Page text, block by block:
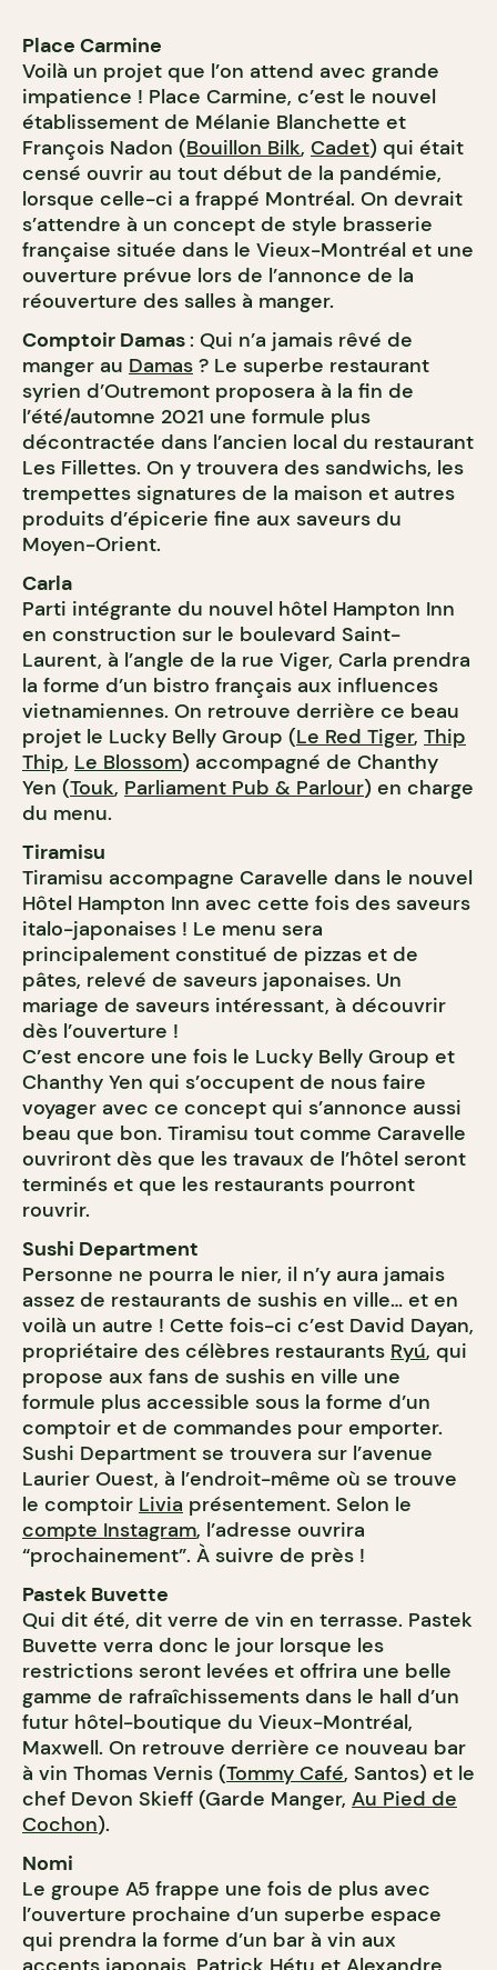
Place Carmine
Voilà un projet que l’on attend avec grande
impatience ! Place Carmine, c’est le nouvel
établissement de Mélanie Blanchette et
François Nadon (Bouillon Bilk, Cadet) qui était
censé ouvrir au tout début de la pandémie,
lorsque celle-ci a frappé Montréal. On devrait
s’attendre à un concept de style brasserie
française située dans le Vieux-Montréal et une
ouverture prévue lors de l’annonce de la
réouverture des salles à manger.
Comptoir Damas: Qui n’a jamais rêvé de
manger au Damas ? Le superbe restaurant
syrien d’Outremont proposera à la fin de
l’été/automne 2021 une formule plus
décontractée dans l’ancien local du restaurant
Les Fillettes. On y trouvera des sandwichs, les
trempettes signatures de la maison et autres
produits d’épicerie fine aux saveurs du
Moyen-Orient.
Carla
Parti intégrante du nouvel hôtel Hampton Inn
en construction sur le boulevard Saint-
Laurent, à l’angle de la rue Viger, Carla prendra
la forme d’un bistro français aux influences
vietnamiennes. On retrouve derrière ce beau
projet le Lucky Belly Group (Le Red Tiger, Thip
Thip, Le Blossom) accompagné de Chanthy
Yen (Touk, Parliament Pub & Parlour) en charge
du menu.
Tiramisu
Tiramisu accompagne Caravelle dans le nouvel
Hôtel Hampton Inn avec cette fois des saveurs
italo-japonaises ! Le menu sera
principalement constitué de pizzas et de
pâtes, relevé de saveurs japonaises. Un
mariage de saveurs intéressant, à découvrir
dès l’ouverture !
C’est encore une fois le Lucky Belly Group et
Chanthy Yen qui s’occupent de nous faire
voyager avec ce concept qui s’annonce aussi
beau que bon. Tiramisu tout comme Caravelle
ouvriront dès que les travaux de l’hôtel seront
terminés et que les restaurants pourront
rouvrir.
Sushi Department
Personne ne pourra le nier, il n’y aura jamais
assez de restaurants de sushis en ville… et en
voilà un autre ! Cette fois-ci c’est David Dayan,
propriétaire des célèbres restaurants Ryú, qui
propose aux fans de sushis en ville une
formule plus accessible sous la forme d’un
comptoir et de commandes pour emporter.
Sushi Department se trouvera sur l’avenue
Laurier Ouest, à l’endroit-même où se trouve
le comptoir Livia présentement. Selon le
compte Instagram, l’adresse ouvrira
“prochainement”. À suivre de près !
Pastek Buvette
Qui dit été, dit verre de vin en terrasse. Pastek
Buvette verra donc le jour lorsque les
restrictions seront levées et offrira une belle
gamme de rafraîchissements dans le hall d’un
futur hôtel-boutique du Vieux-Montréal,
Maxwell. On retrouve derrière ce nouveau bar
à vin Thomas Vernis (Tommy Café, Santos) et le
chef Devon Skieff (Garde Manger, Au Pied de
Cochon).
Nomi
Le groupe A5 frappe une fois de plus avec
l’ouverture prochaine d’un superbe espace
qui prendra la forme d’un bar à vin aux